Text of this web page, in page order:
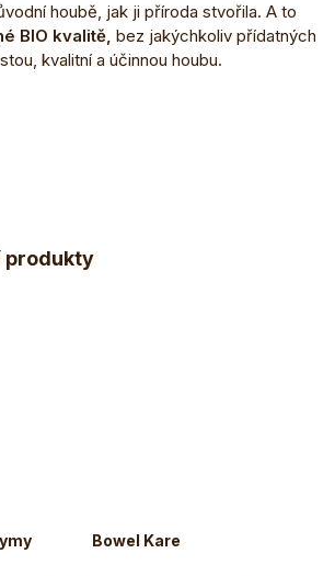
houbě, jak ji příroda stvořila. A to
BIO kvalitě, bez jakýchkoliv přídatných
kvalitní a účinnou houbu.
produkty
Bowel Kare